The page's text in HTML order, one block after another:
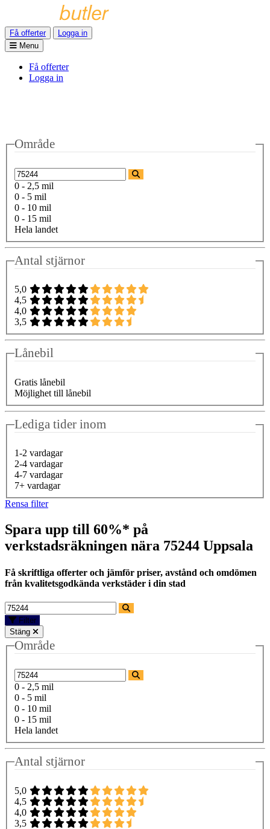
Få offerter
Logga in
Menu
Få offerter
Logga in
Område
0 - 2,5 mil
0 - 5 mil
0 - 10 mil
0 - 15 mil
Hela landet
Antal stjärnor
5,0
4,5
4,0
3,5
Lånebil
Gratis lånebil
Möjlighet till lånebil
Lediga tider inom
1-2 vardagar
2-4 vardagar
4-7 vardagar
7+ vardagar
Rensa filter
Spara upp till 60%* på
verkstadsräkningen nära 75244 Uppsala
Få skriftliga offerter och jämför priser, avstånd och omdömen
från kvalitetsgodkända verkstäder i din stad
Filter
Stäng
Område
0 - 2,5 mil
0 - 5 mil
0 - 10 mil
0 - 15 mil
Hela landet
Antal stjärnor
5,0
4,5
4,0
3,5